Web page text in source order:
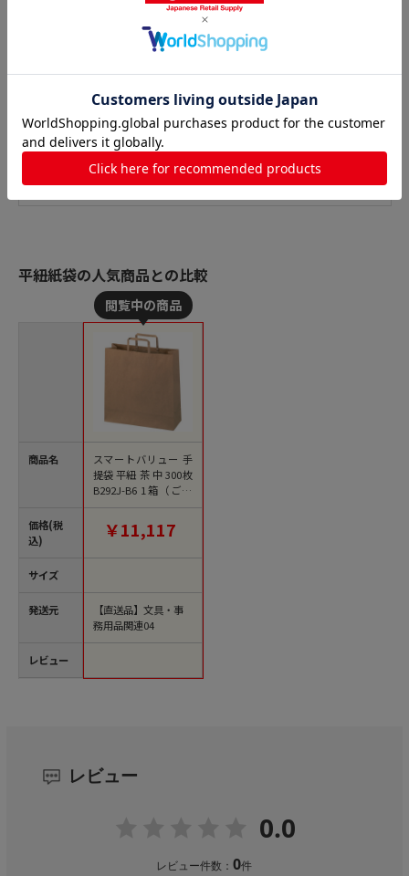
平紐紙袋の人気商品との比較
商品名
価格(税
込)
サイズ
発送元
レビュー
スマートバリュー 手
提袋 平紐 茶 中 300枚
B292J-B6 1箱（ご注
文単位1箱）【直送
￥11,117
【直送品】文具・事
務用品関連04
レビュー
0.0
レビュー件数：0件